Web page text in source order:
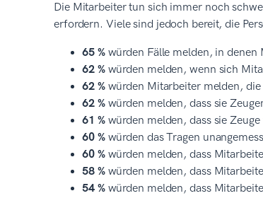
Die Mitarbeiter tun sich immer noch
erfordern. Viele sind jedoch bereit, die
65 %würden Fälle melden, in denen
62 %würden melden, wenn sich
62 %würden Mitarbeiter melden, die
62 %würden melden, dass sie
61 %würden melden, dass sie
60 %würden das Tragen
60 %würden melden, dass
58 %würden melden, dass
54 %würden melden, dass